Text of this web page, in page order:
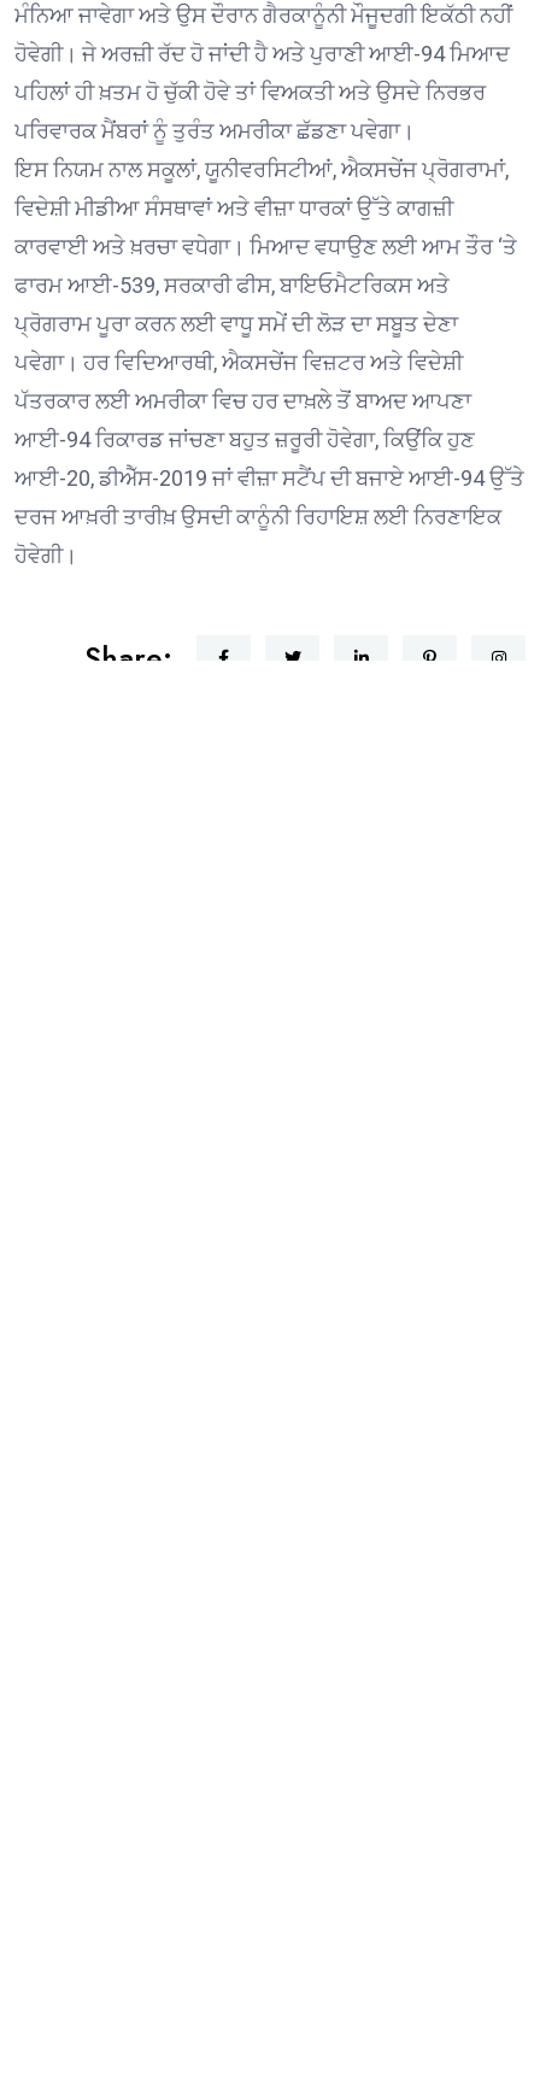
ਮੰਨਿਆ ਜਾਵੇਗਾ ਅਤੇ ਉਸ ਦੌਰਾਨ ਗੈਰਕਾਨੂੰਨੀ ਮੌਜੂਦਗੀ ਇਕੱਠੀ ਨਹੀਂ
ਹੋਵੇਗੀ। ਜੇ ਅਰਜ਼ੀ ਰੱਦ ਹੋ ਜਾਂਦੀ ਹੈ ਅਤੇ ਪੁਰਾਣੀ ਆਈ-94 ਮਿਆਦ
ਪਹਿਲਾਂ ਹੀ ਖ਼ਤਮ ਹੋ ਚੁੱਕੀ ਹੋਵੇ ਤਾਂ ਵਿਅਕਤੀ ਅਤੇ ਉਸਦੇ ਨਿਰਭਰ
ਪਰਿਵਾਰਕ ਮੈਂਬਰਾਂ ਨੂੰ ਤੁਰੰਤ ਅਮਰੀਕਾ ਛੱਡਣਾ ਪਵੇਗਾ।
ਇਸ ਨਿਯਮ ਨਾਲ ਸਕੂਲਾਂ, ਯੂਨੀਵਰਸਿਟੀਆਂ, ਐਕਸਚੇਂਜ ਪ੍ਰੋਗਰਾਮਾਂ,
ਵਿਦੇਸ਼ੀ ਮੀਡੀਆ ਸੰਸਥਾਵਾਂ ਅਤੇ ਵੀਜ਼ਾ ਧਾਰਕਾਂ ਉੱਤੇ ਕਾਗਜ਼ੀ
ਕਾਰਵਾਈ ਅਤੇ ਖ਼ਰਚਾ ਵਧੇਗਾ। ਮਿਆਦ ਵਧਾਉਣ ਲਈ ਆਮ ਤੌਰ ‘ਤੇ
ਫਾਰਮ ਆਈ-539, ਸਰਕਾਰੀ ਫੀਸ, ਬਾਇਓਮੈਟਰਿਕਸ ਅਤੇ
ਪ੍ਰੋਗਰਾਮ ਪੂਰਾ ਕਰਨ ਲਈ ਵਾਧੂ ਸਮੇਂ ਦੀ ਲੋੜ ਦਾ ਸਬੂਤ ਦੇਣਾ
ਪਵੇਗਾ। ਹਰ ਵਿਦਿਆਰਥੀ, ਐਕਸਚੇਂਜ ਵਿਜ਼ਟਰ ਅਤੇ ਵਿਦੇਸ਼ੀ
ਪੱਤਰਕਾਰ ਲਈ ਅਮਰੀਕਾ ਵਿਚ ਹਰ ਦਾਖ਼ਲੇ ਤੋਂ ਬਾਅਦ ਆਪਣਾ
ਆਈ-94 ਰਿਕਾਰਡ ਜਾਂਚਣਾ ਬਹੁਤ ਜ਼ਰੂਰੀ ਹੋਵੇਗਾ, ਕਿਉਂਕਿ ਹੁਣ
ਆਈ-20, ਡੀਐੱਸ-2019 ਜਾਂ ਵੀਜ਼ਾ ਸਟੈਂਪ ਦੀ ਬਜਾਏ ਆਈ-94 ਉੱਤੇ
ਦਰਜ ਆਖ਼ਰੀ ਤਾਰੀਖ਼ ਉਸਦੀ ਕਾਨੂੰਨੀ ਰਿਹਾਇਸ਼ ਲਈ ਨਿਰਣਾਇਕ
ਹੋਵੇਗੀ।
Share: